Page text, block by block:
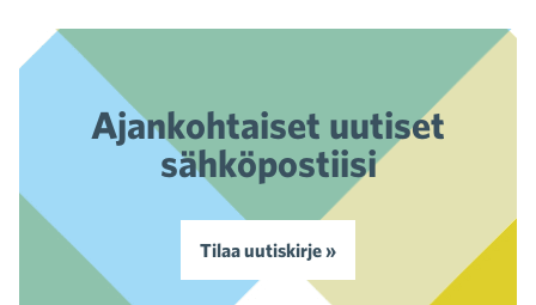
Ajankohtaiset uutiset
sähköpostiisi
Tilaa uutiskirje »